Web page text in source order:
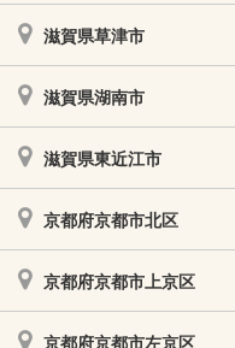
滋賀県草津市
滋賀県湖南市
滋賀県東近江市
京都府京都市北区
京都府京都市上京区
京都府京都市左京区